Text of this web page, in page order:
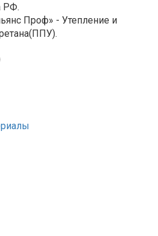
РФ.
Проф» - Утепление и